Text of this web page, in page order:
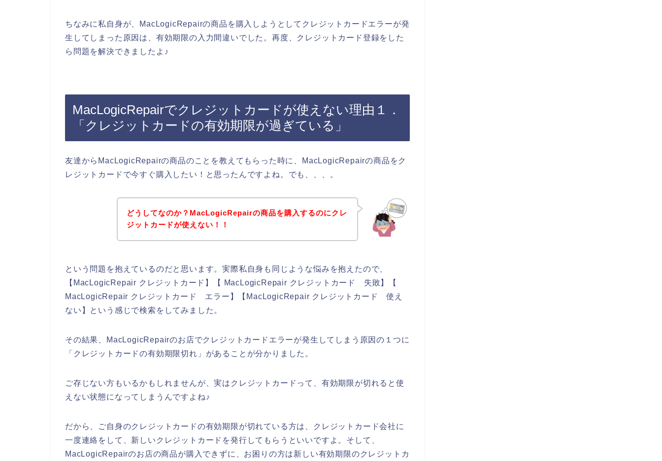
ちなみに私自身が、MacLogicRepairの商品を購入しようとしてクレジットカードエラーが発
生してしまった原因は、有効期限の入力間違いでした。再度、クレジットカード登録をした
ら問題を解決できましたよ♪
MacLogicRepairでクレジットカードが使えない理由１．
「クレジットカードの有効期限が過ぎている」
友達からMacLogicRepairの商品のことを教えてもらった時に、MacLogicRepairの商品をク
レジットカードで今すぐ購入したい！と思ったんですよね。でも、、、。
どうしてなのか？MacLogicRepairの商品を購入するのにクレ
ジットカードが使えない！！
という問題を抱えているのだと思います。実際私自身も同じような悩みを抱えたので、
【MacLogicRepair クレジットカード】【 MacLogicRepair クレジットカード 失敗】【
MacLogicRepair クレジットカード エラー】【MacLogicRepair クレジットカード 使え
ない】という感じで検索をしてみました。
その結果、MacLogicRepairのお店でクレジットカードエラーが発生してしまう原因の１つに
「クレジットカードの有効期限切れ」があることが分かりました。
ご存じない方もいるかもしれませんが、実はクレジットカードって、有効期限が切れると使
えない状態になってしまうんですよね♪
だから、ご自身のクレジットカードの有効期限が切れている方は、クレジットカード会社に
一度連絡をして、新しいクレジットカードを発行してもらうといいですよ。そして、
MacLogicRepairのお店の商品が購入できずに、お困りの方は新しい有効期限のクレジットカ